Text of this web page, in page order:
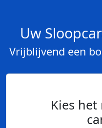
Uw
Vrijblijvend een
Kies